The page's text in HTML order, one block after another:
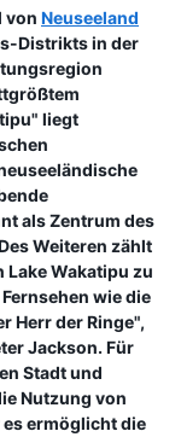
von Neuseeland
Distrikts in der
liegt
als Zentrum des
Weiteren zählt
Lake Wakatipu zu
wie die
Herr der Ringe",
Jackson. Für
Stadt und
Nutzung von
ermöglicht die